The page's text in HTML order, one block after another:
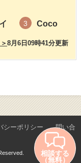
3 Coco
8月6日09時41分更新
シーポリシー
問い合
相談する
（無料）